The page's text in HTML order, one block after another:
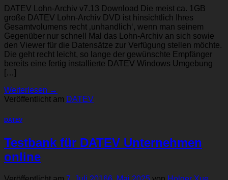
DATEV Lohn-Archiv v7.13 Download Die meist ca. 1GB
große DATEV Lohn-Archiv DVD ist hinsichtlich Ihres
Gesamtvolumens recht ‚unhandlich‘, wenn man seinem
Gegenüber nur schnell Mal das Lohn-Archiv an sich sowie
den Viewer für die Datensätze zur Verfügung stellen möchte.
Die geht recht leicht, so lange der gewünschte Empfänger
bereits eine fertig installierte DATEV Windows Umgebung
[…]
Weiterlesen →
Veröffentlicht am DATEV
DATEV
Testbank für DATEV Unternehmen
online